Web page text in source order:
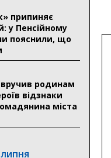
припиняє
у Пенсійному
пояснили, що
родинам
відзнаки
міста